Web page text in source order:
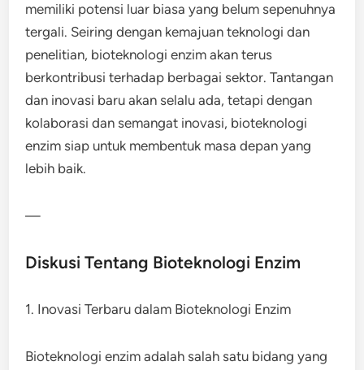
memiliki potensi luar biasa yang belum sepenuhnya
tergali. Seiring dengan kemajuan teknologi dan
penelitian, bioteknologi enzim akan terus
berkontribusi terhadap berbagai sektor. Tantangan
dan inovasi baru akan selalu ada, tetapi dengan
kolaborasi dan semangat inovasi, bioteknologi
enzim siap untuk membentuk masa depan yang
lebih baik.
—
Diskusi Tentang Bioteknologi Enzim
1. Inovasi Terbaru dalam Bioteknologi Enzim
Bioteknologi enzim adalah salah satu bidang yang